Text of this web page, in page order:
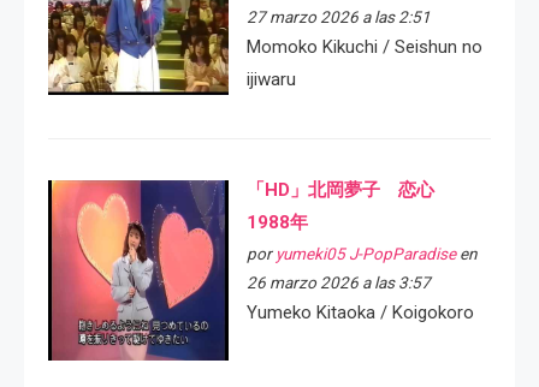
27 marzo 2026 a las 2:51
Momoko Kikuchi / Seishun no
ijiwaru
「HD」北岡夢子 恋心
1988年
por yumeki05 J-PopParadiseen
26 marzo 2026 a las 3:57
Yumeko Kitaoka / Koigokoro